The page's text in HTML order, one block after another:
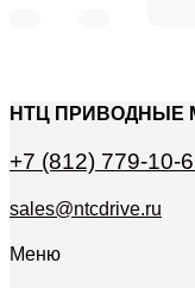
НТЦ ПРИВОДНЫЕ
+7 (812) 779-10-
sales@ntcdrive.ru
Меню